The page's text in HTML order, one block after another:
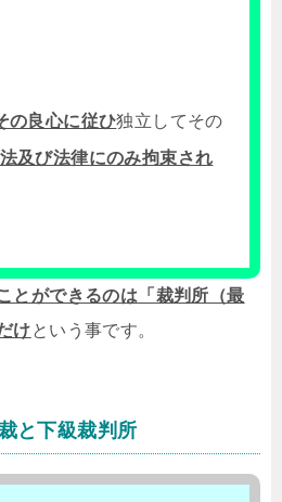
の良心に従ひ独立してその
及び法律にのみ拘束され
とができるのは「裁判所（最
けという事です。
と下級裁判所